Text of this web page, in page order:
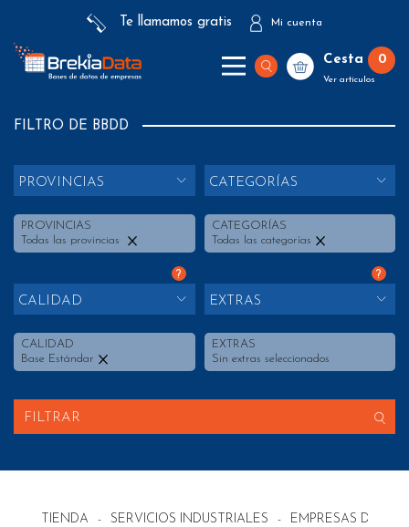
Te llamamos gratis Mi cuenta
Cesta 0
Ver artículos
FILTRO DE BBDD
PROVINCIAS
PROVINCIAS
Todas las provincias
CATEGORÍAS
CATEGORÍAS
Todas las categorías
?
CALIDAD
CALIDAD
Base Estándar
?
EXTRAS
EXTRAS
Sin extras seleccionados
FILTRAR
TIENDA - SERVICIOS INDUSTRIALES - EMPRESAS DE